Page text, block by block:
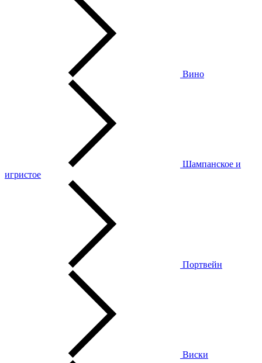
Вино
Шампанское и
игристое
Портвейн
Виски